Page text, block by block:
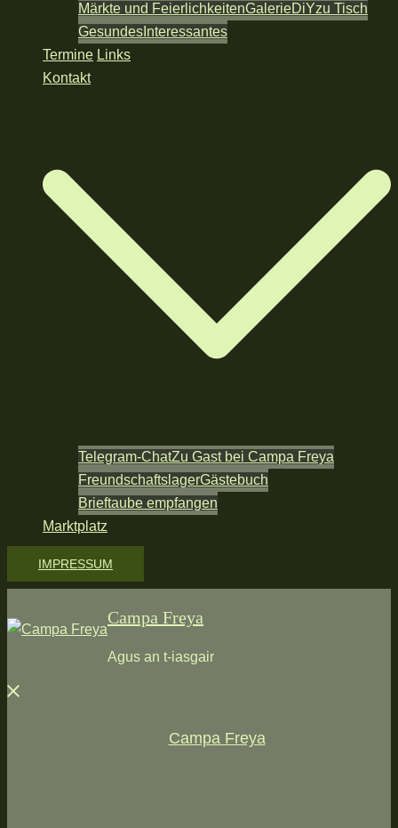
Märkte und FeierlichkeitenGalerieDiYzu Tisch
Gesundes Interessantes
Termine Links
Kontakt
Telegram-ChatZu Gast bei Campa Freya
FreundschaftslagerGästebuch
Brieftaube empfangen
Marktplatz
IMPRESSUM
Campa Freya
Agus an t-iasgair
Menü
Campa Freya